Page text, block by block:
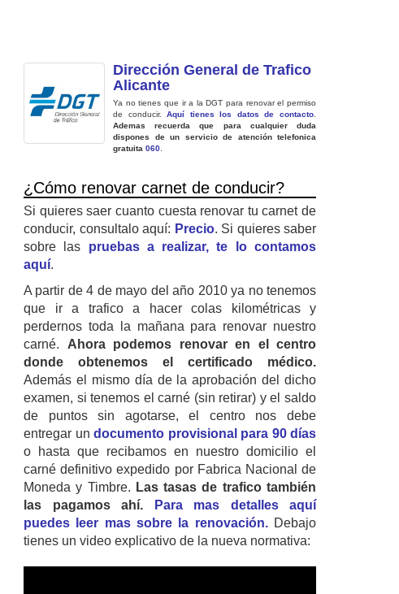
Dirección General de Trafico
Alicante
Ya no tienes que ir a la DGT para renovar el permiso
de conducir.Aquí tienes los datos de contacto
Ademas recuerda que para cualquier duda
dispones de un servicio de atención telefonica
gratuita 060
¿Cómo renovar carnet de conducir?
Si quieres saer cuanto cuesta renovar tu carnet de
conducir, consultalo aquí: Precio. Si quieres saber
sobre las pruebas a realizar, te lo contamos
aquí.
A partir de 4 de mayo del año 2010 ya no tenemos
que ir a trafico a hacer colas kilométricas y
perdernos toda la mañana para renovar nuestro
carné. Ahora podemos renovar en el centro
donde obtenemos el certificado médico.
Además el mismo día de la aprobación del dicho
examen, si tenemos el carné (sin retirar) y el saldo
de puntos sin agotarse, el centro nos debe
entregar un documento provisional para 90 días
o hasta que recibamos en nuestro domicilio el
carné definitivo expedido por Fabrica Nacional de
Moneda y Timbre. Las tasas de trafico también
las pagamos ahí.
Para mas detalles aquí
puedes leer mas sobre la renovación.Debajo
tienes un video explicativo de la nueva normativa: